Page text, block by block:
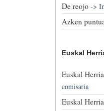
De reojo->
Azken
Euskal
Euskal Herria
comisaria
Euskal Herria